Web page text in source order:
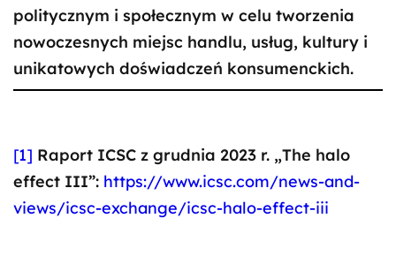
politycznym i społecznym w celu tworzenia
nowoczesnych miejsc handlu, usług, kultury i
unikatowych doświadczeń konsumenckich.
[1] Raport ICSC z grudnia 2023 r. „The halo
effect III”: https://www.icsc.com/news-and-
views/icsc-exchange/icsc-halo-effect-iii